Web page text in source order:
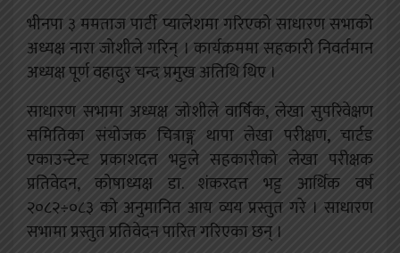
भीनपा ३ ममताज पार्टी प्यालेशमा गरिएको साधारण सभाको
अध्यक्ष नारा जोशीले गरिन् । कार्यक्रममा सहकारी निवर्तमान
अध्यक्ष पूर्ण वहादुर चन्द प्रमुख अतिथि थिए ।
साधारण सभामा अध्यक्ष जोशीले वार्षिक, लेखा सुपरिवेक्षण
समितिका संयोजक चित्राङ्ग थापा लेखा परीक्षण, चार्टड
एकाउन्टेन्ट प्रकाशदत्त भट्टले सहकारीको लेखा परीक्षक
प्रतिवेदन, कोषाध्यक्ष डा. शंकरदत्त भट्ट आर्थिक वर्ष
२०८२÷०८३ को अनुमानित आय व्यय प्रस्तुत गरे । साधारण
सभामा प्रस्तुत प्रतिवेदन पारित गरिएका छन् ।